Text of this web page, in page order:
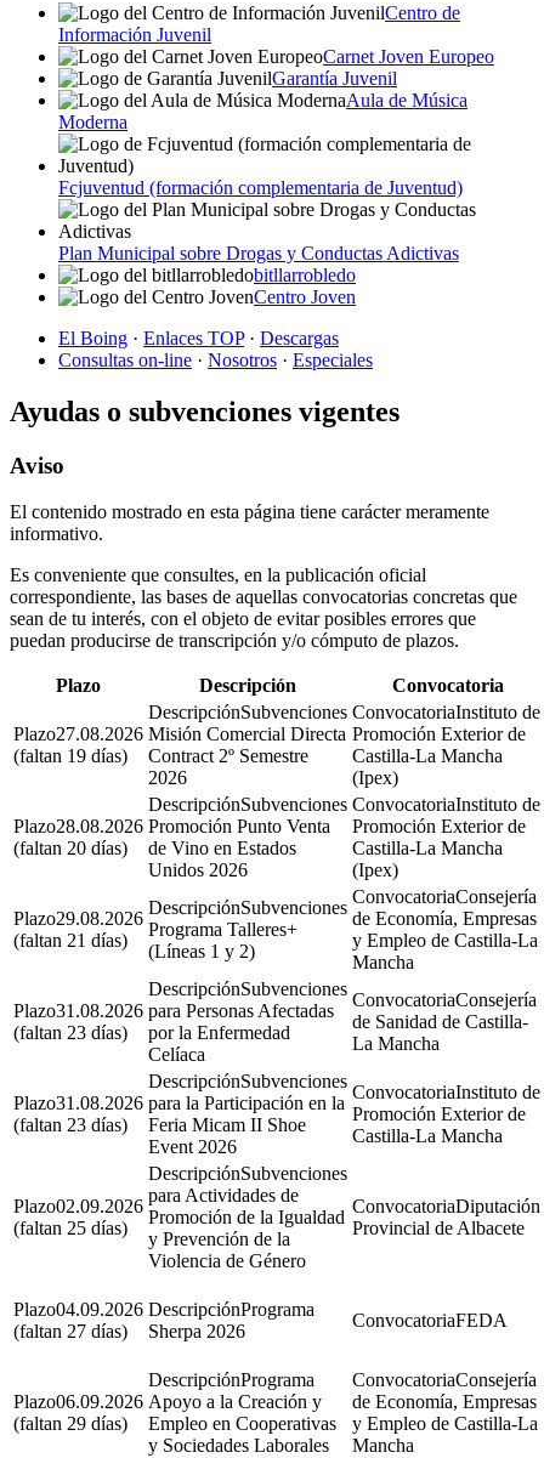
Centro de
Información Juvenil
Carnet Joven Europeo
Garantía Juvenil
Aula de Música
Moderna
Fcjuventud (formación complementaria de Juventud)
Plan Municipal sobre Drogas y Conductas Adictivas
bitllarrobledo
Centro Joven
El Boing · Enlaces TOP· Descargas
Consultas on-line · Nosotros · Especiales
Ayudas o subvenciones vigentes
Aviso
El contenido mostrado en esta página tiene carácter meramente
informativo.
Es conveniente que consultes, en la publicación oficial
correspondiente, las bases de aquellas convocatorias concretas que
sean de tu interés, con el objeto de evitar posibles errores que
puedan producirse de transcripción y/o cómputo de plazos.
Plazo Descripción Convocatoria
27.08.2026
(faltan 19 días)
Subvenciones
Misión Comercial Directa
Contract 2º Semestre
2026
Instituto de
Promoción Exterior de
Castilla-La Mancha
(Ipex)
28.08.2026
(faltan 20 días)
Subvenciones
Promoción Punto Venta
de Vino en Estados
Unidos 2026
Instituto de
Promoción Exterior de
Castilla-La Mancha
(Ipex)
29.08.2026
(faltan 21 días)
Subvenciones
Programa Talleres+
(Líneas 1 y 2)
Consejería
de Economía, Empresas
y Empleo de Castilla-La
Mancha
31.08.2026
(faltan 23 días)
Subvenciones
para Personas Afectadas
por la Enfermedad
Celíaca
Consejería
de Sanidad de Castilla-
La Mancha
31.08.2026
(faltan 23 días)
Subvenciones
para la Participación en la
Feria Micam II Shoe
Event 2026
Instituto de
Promoción Exterior de
Castilla-La Mancha
02.09.2026
(faltan 25 días)
Subvenciones
para Actividades de
Promoción de la Igualdad
y Prevención de la
Violencia de Género
Diputación
Provincial de Albacete
04.09.2026
(faltan 27 días)
Programa
Sherpa 2026
FEDA
06.09.2026
(faltan 29 días)
Programa
Apoyo a la Creación y
Empleo en Cooperativas
y Sociedades Laborales
Consejería
de Economía, Empresas
y Empleo de Castilla-La
Mancha